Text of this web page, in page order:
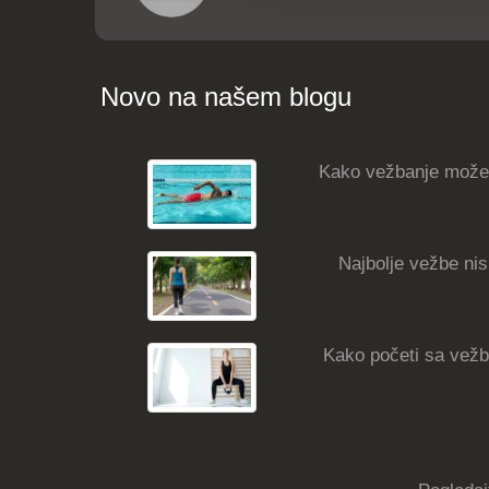
Novo na našem blogu
Kako vežbanje
Najbolje vežbe
Kako početi sa